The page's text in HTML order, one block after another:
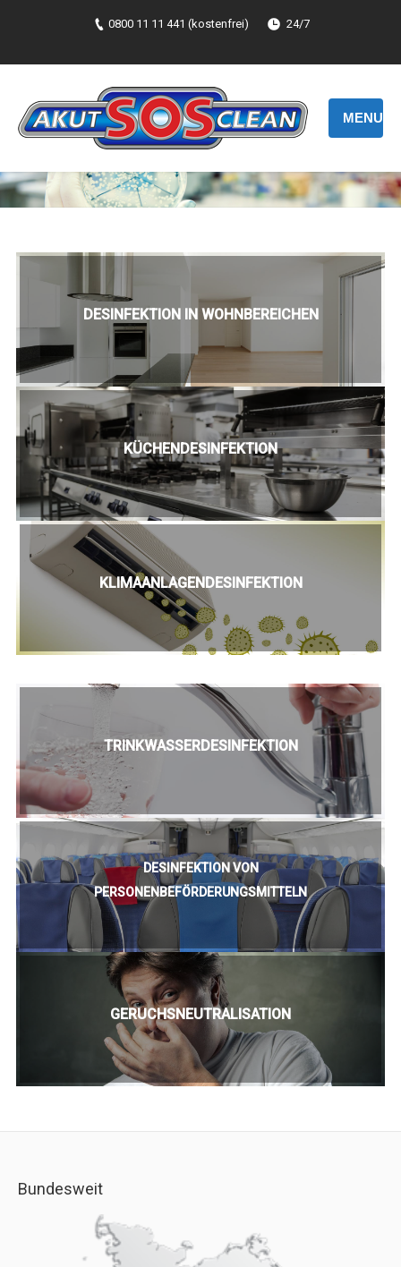
0800 11 11 441 (kostenfrei) 24/7
MENU
DESINFEKTION IN WOHNBEREICHEN
KÜCHENDESINFEKTION
KLIMAANLAGENDESINFEKTION
TRINKWASSERDESINFEKTION
DESINFEKTION VON
PERSONENBEFÖRDERUNGSMITTELN
GERUCHSNEUTRALISATION
Bundesweit